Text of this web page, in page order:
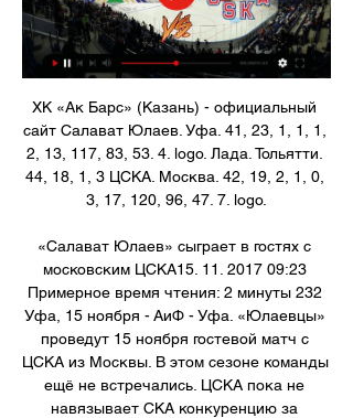
ХК «Ак Барс» (Казань) - официальный
сайт Салават Юлаев. Уфа. 41, 23, 1, 1, 1,
2, 13, 117, 83, 53. 4. logo. Лада. Тольятти.
44, 18, 1, 3 ЦСКА. Москва. 42, 19, 2, 1, 0,
3, 17, 120, 96, 47. 7. logo.
«Салават Юлаев» сыграет в гостях с
московским ЦСКА15. 11. 2017 09:23
Примерное время чтения: 2 минуты 232
Уфа, 15 ноября - АиФ - Уфа. «Юлаевцы»
проведут 15 ноября гостевой матч с
ЦСКА из Москвы. В этом сезоне команды
ещё не встречались. ЦСКА пока не
навязывает СКА конкуренцию за